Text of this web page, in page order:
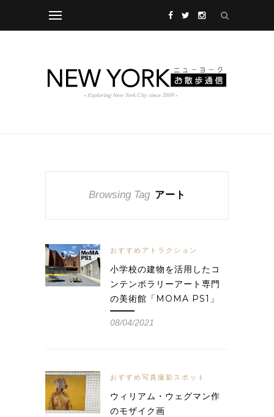
Browsing Tag アート
おすすめアトラクション
小学校の建物を活用したコ
ンテンポラリーアート専門
の美術館「MOMA PS1」
08/04/2021
おすすめ写真撮影スポット
ウィリアム・ウェグマン作
のモザイク画